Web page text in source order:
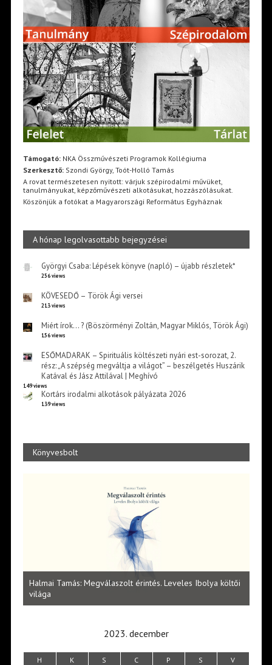
Támogató:NKA Összművészeti Programok Kollégiuma
Szerkesztő:Szondi György, Toót-Holló Tamás
A rovat természetesen nyitott: várjuk szépirodalmi művüket,
tanulmányukat, képzőművészeti alkotásukat, hozzászólásukat.
Köszönjük a fotókat a Magyarországi Református Egyháznak
A hónap legolvasottabb bejegyzései
Györgyi Csaba: Lépések könyve (napló) – újabb részletek*
256 views
KÖVESEDŐ – Török Ági versei
213 views
Miért írok… ? (Böszörményi Zoltán, Magyar Miklós, Török Ági)
156 views
ESŐMADARAK – Spirituális költészeti nyári est-sorozat, 2.
rész: „A szépség megváltja a világot” – beszélgetés Huszárik
Katával és Jász Attilával | Meghívó
149 views
Kortárs irodalmi alkotások pályázata 2026
139 views
Könyvesbolt
Halmai Tamás: Megválaszolt érintés. Leveles Ibolya költői
világa
2023. december
H K S C P S V